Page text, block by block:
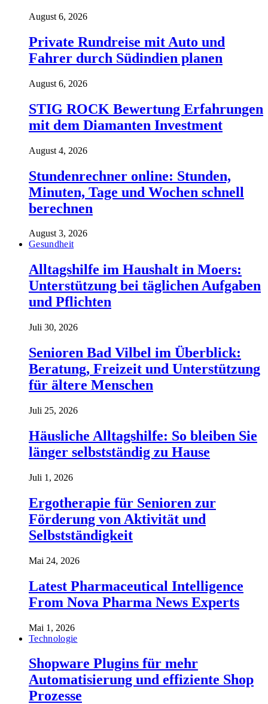
August 6, 2026
Private Rundreise mit Auto und
Fahrer durch Südindien planen
August 6, 2026
STIG ROCK Bewertung Erfahrungen
mit dem Diamanten Investment
August 4, 2026
Stundenrechner online: Stunden,
Minuten, Tage und Wochen schnell
berechnen
August 3, 2026
Gesundheit
Alltagshilfe im Haushalt in Moers:
Unterstützung bei täglichen Aufgaben
und Pflichten
Juli 30, 2026
Senioren Bad Vilbel im Überblick:
Beratung, Freizeit und Unterstützung
für ältere Menschen
Juli 25, 2026
Häusliche Alltagshilfe: So bleiben Sie
länger selbstständig zu Hause
Juli 1, 2026
Ergotherapie für Senioren zur
Förderung von Aktivität und
Selbstständigkeit
Mai 24, 2026
Latest Pharmaceutical Intelligence
From Nova Pharma News Experts
Mai 1, 2026
Technologie
Shopware Plugins für mehr
Automatisierung und effiziente Shop
Prozesse